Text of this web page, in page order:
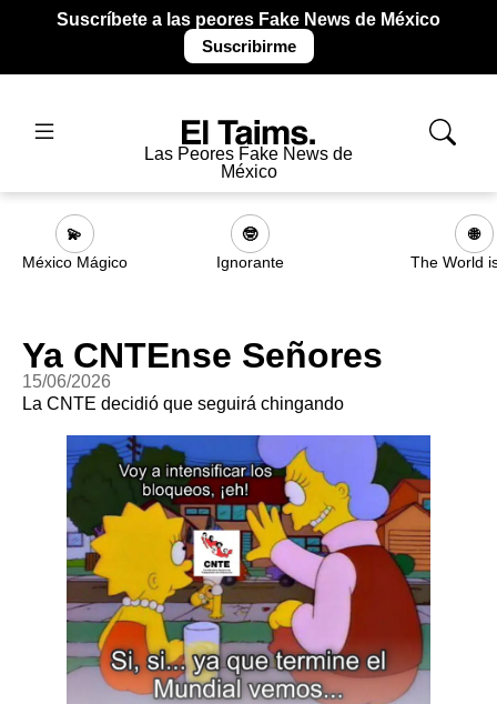
Suscríbete a las peores Fake News de México
Suscribirme
Las Peores Fake News de
México
💫
México Mágico
🤓
Ignorante
🌐
The World
Ya CNTEnse Señores
15/06/2026
La CNTE decidió que seguirá chingando